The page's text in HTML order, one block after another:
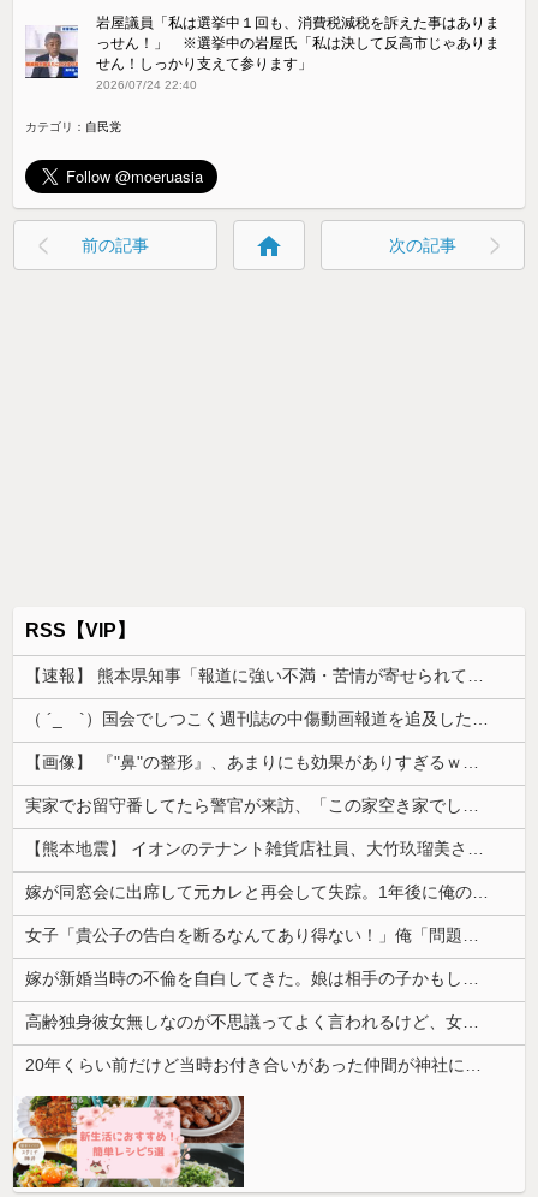
岩屋議員「私は選挙中１回も、消費税減税を訴えた事はありま
っせん！」 ※選挙中の岩屋氏「私は決して反高市じゃありま
せん！しっかり支えて参ります」
2026/07/24 22:40
カテゴリ： 自民党
前の記事 home 次の記事
RSS【VIP】